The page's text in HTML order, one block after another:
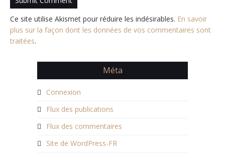
Ce site utilise Akismet pour réduire les indésirables. En savoir
plus sur la façon dont les données de vos commentaires sont
traitées.
Méta
Connexion
Flux des publications
Flux des commentaires
Site de WordPress-FR